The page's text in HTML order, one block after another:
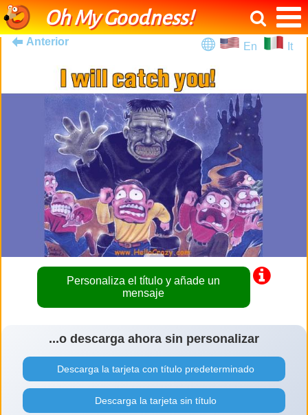
Oh My Goodness!
Anterior En It
Personaliza el título y añade un
mensaje
...o descarga ahora sin personalizar
Descarga la tarjeta con título predeterminado
Descarga la tarjeta sin título